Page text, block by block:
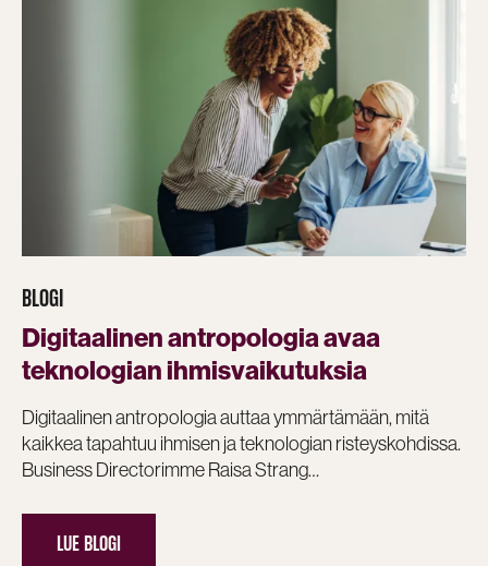
BLOGI
Digitaalinen antropologia avaa
teknologian ihmisvaikutuksia
Digitaalinen antropologia auttaa ymmärtämään, mitä
kaikkea tapahtuu ihmisen ja teknologian risteyskohdissa.
Business Directorimme Raisa Strang…
LUE BLOGI